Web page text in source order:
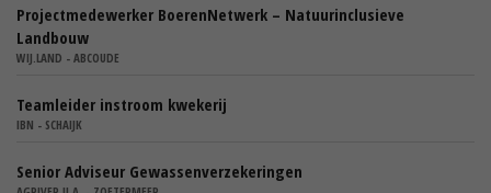
Projectmedewerker BoerenNetwerk – Natuurinclusieve
Landbouw
WIJ.LAND - ABCOUDE
Teamleider instroom kwekerij
IBN - SCHAIJK
Senior Adviseur Gewassenverzekeringen